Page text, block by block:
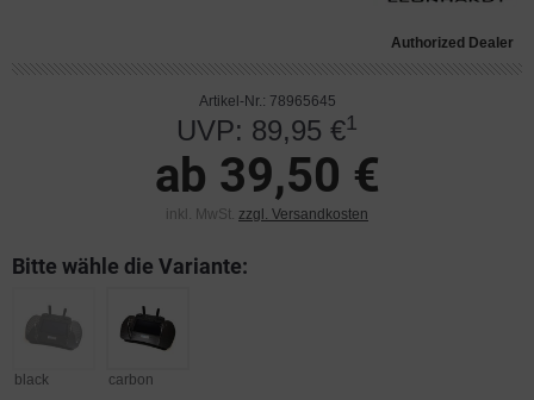
Authorized Dealer
Artikel-Nr.: 78965645
UVP: 89,95 €1
ab 39,50 €
inkl. MwSt. zzgl. Versandkosten
Bitte wähle die Variante:
black carbon